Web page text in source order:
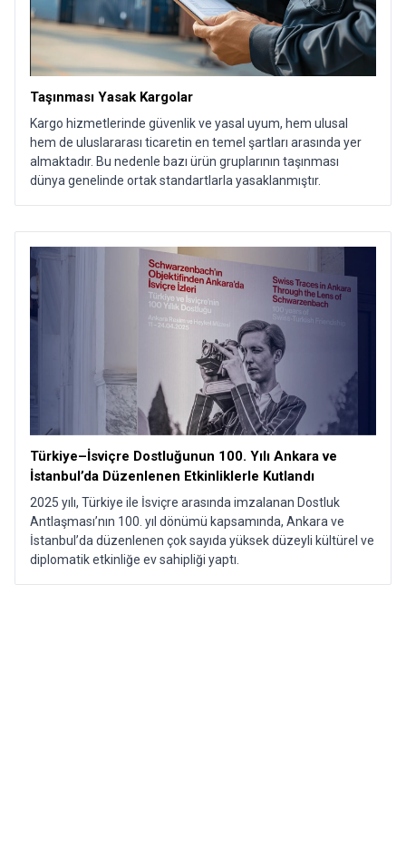
Taşınması Yasak Kargolar
Kargo hizmetlerinde güvenlik ve yasal uyum, hem ulusal
hem de uluslararası ticaretin en temel şartları arasında yer
almaktadır. Bu nedenle bazı ürün gruplarının taşınması
dünya genelinde ortak standartlarla yasaklanmıştır.
Türkiye–İsviçre Dostluğunun 100. Yılı Ankara ve
İstanbul’da Düzenlenen Etkinliklerle Kutlandı​
2025 yılı, Türkiye ile İsviçre arasında imzalanan Dostluk
Antlaşması’nın 100. yıl dönümü kapsamında, Ankara ve
İstanbul’da düzenlenen çok sayıda yüksek düzeyli kültürel ve
diplomatik etkinliğe ev sahipliği yaptı.